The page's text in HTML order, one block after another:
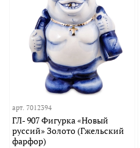
арт.7012394
ГЛ- 907 Фигурка «Новый
руссий» Золото (Гжельский
фарфор)